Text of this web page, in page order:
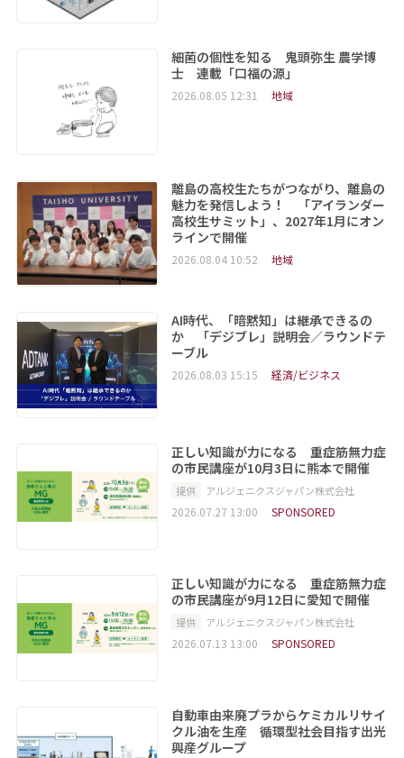
細菌の個性を知る 鬼頭弥生 農学博
士 連載「口福の源」
2026.08.05 12:31 地域
離島の高校生たちがつながり、離島の
魅力を発信しよう！ 「アイランダー
高校生サミット」、2027年1月にオン
ラインで開催
2026.08.04 10:52 地域
AI時代、「暗黙知」は継承できるの
か 「デジブレ」説明会／ラウンドテ
ーブル
2026.08.03 15:15 経済/ビジネス
正しい知識が力になる 重症筋無力症
の市民講座が10月3日に熊本で開催
提供 アルジェニクスジャパン株式会社
2026.07.27 13:00 SPONSORED
正しい知識が力になる 重症筋無力症
の市民講座が9月12日に愛知で開催
提供 アルジェニクスジャパン株式会社
2026.07.13 13:00 SPONSORED
自動車由来廃プラからケミカルリサイ
クル油を生産 循環型社会目指す出光
興産グループ